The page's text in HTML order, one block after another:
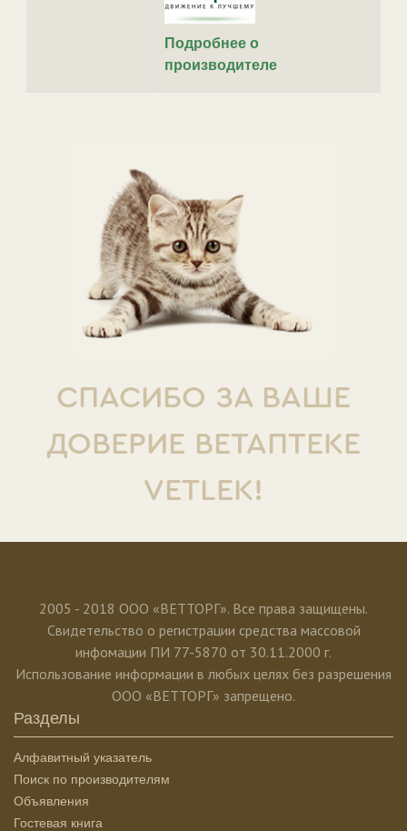
Подробнее о
производителе
СПАСИБО ЗА ВАШЕ
ДОВЕРИЕ ВЕТАПТЕКЕ
VETLEK!
2005 - 2018 ООО «ВЕТТОРГ». Все права защищены.
Свидетельство о регистрации средства массовой
инфомации ПИ 77-5870 от 30.11.2000 г.
Использование информации в любых целях без разрешения
ООО «ВЕТТОРГ» запрещено.
Разделы
Алфавитный указатель
Поиск по производителям
Объявления
Гостевая книга